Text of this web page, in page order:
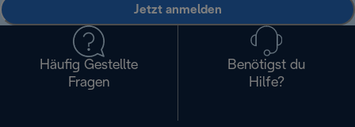
Jetzt anmelden
Häufig Gestellte
Fragen
Benötigst du
Hilfe?